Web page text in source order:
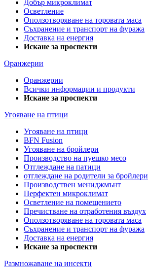
Добър микроклимат
Осветление
Оползотворяване на торовата маса
Съхранение и транспорт на фуража
Доставка на енергия
Искане за проспекти
Оранжерии
Оранжерии
Всички информации и продукти
Искане за проспекти
Угояване на птици
Угояване на птици
BFN Fusion
Угояване на бройлери
Производство на пуешко месо
Отглеждане на патици
отглеждане на родители за бройлери
Производствен мениджмънт
Перфектен микроклимат
Осветление на помещението
Пречистване на отработения въздух
Оползотворяване на торовата маса
Съхранение и транспорт на фуража
Доставка на енергия
Искане за проспекти
Размножаване на инсекти